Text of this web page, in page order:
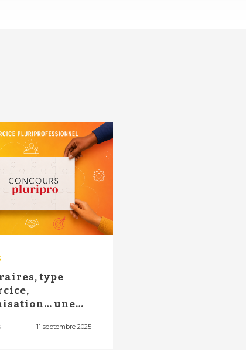
type
une
- 11 septembre 2025 -